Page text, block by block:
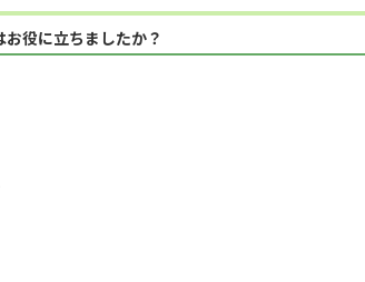
お役に立ちましたか？